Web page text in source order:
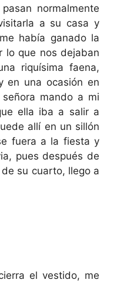
normalmente
a su casa y
había ganado la
lo que nos dejaban
riquísima faena,
en una ocasión en
mando a mi
ella iba a salir a
allí en un sillón
fuera a la fiesta y
pues después de
su cuarto, llego a
el vestido, me